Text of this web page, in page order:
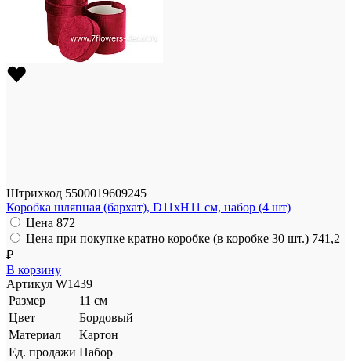
Штрихкод 5500019609245
Коробка шляпная (бархат), D11xH11 см, набор (4 шт)
Цена 872
Цена при покупке кратно коробке (в коробке 30 шт.) 741,2
₽
В корзину
Артикул W1439
Размер
11 см
Цвет
Бордовый
Материал
Картон
Ед. продажи Набор